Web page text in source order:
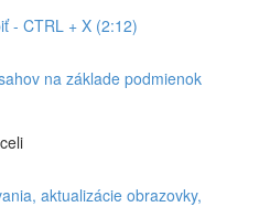
- CTRL + X (2:12)
na základe podmienok
aktualizácie obrazovky,